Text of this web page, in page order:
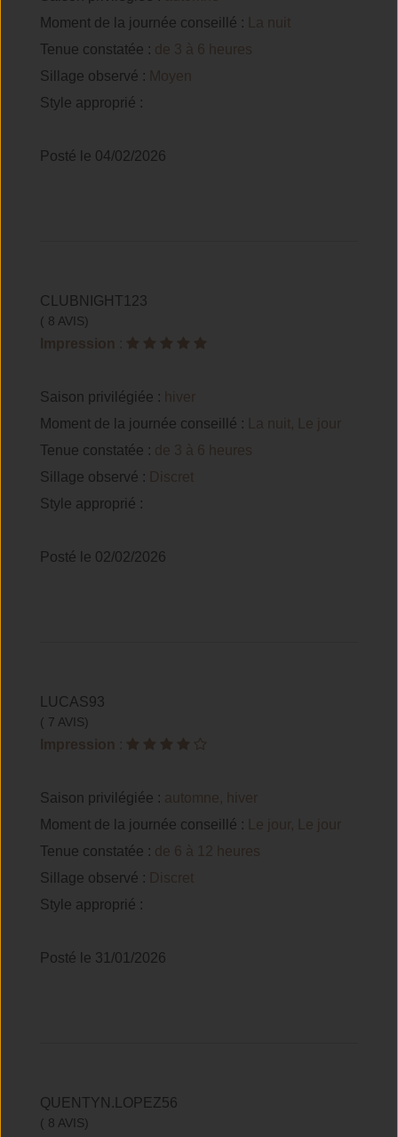
Moment de la journée conseillé :
La nuit
Tenue constatée : de 3 à 6 heures
Sillage observé : Moyen
Style approprié :
Posté le 04/02/2026
CLUBNIGHT123
( 8 AVIS)
Impression :
Saison privilégiée : hiver
Moment de la journée conseillé :
La nuit, Le jour
Tenue constatée : de 3 à 6 heures
Sillage observé : Discret
Style approprié :
Posté le 02/02/2026
LUCAS93
( 7 AVIS)
Impression :
Saison privilégiée : automne, hiver
Moment de la journée conseillé :
Le jour, Le jour
Tenue constatée : de 6 à 12 heures
Sillage observé : Discret
Style approprié :
Posté le 31/01/2026
QUENTYN.LOPEZ56
( 8 AVIS)